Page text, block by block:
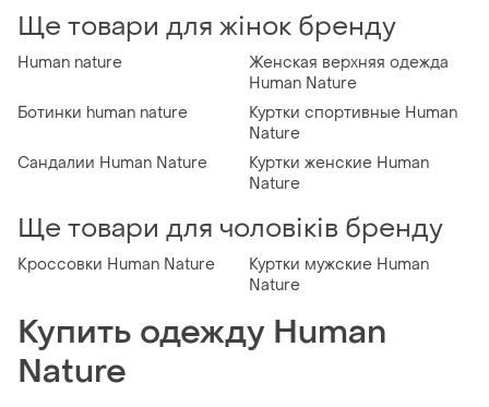
Ще товари для жінок бренду
Human nature
Женская верхняя одежда
Human Nature
Ботинки human nature
Куртки спортивные Human
Nature
Сандалии Human Nature
Куртки женские Human
Nature
Ще товари для чоловіків бренду
Кроссовки Human Nature
Куртки мужские Human
Nature
Купить одежду Human
Nature